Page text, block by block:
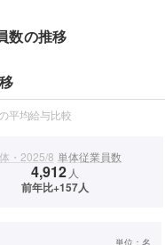
数の推移
平均給与比較
・2025/8 単体従業員数
4,912 人
前年比+157人
単位： 名